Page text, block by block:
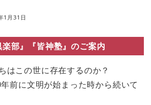
1月31日
楽部』『皆神塾』のご案内
はこの世に存在するのか？
前に文明が始まった時から続いて